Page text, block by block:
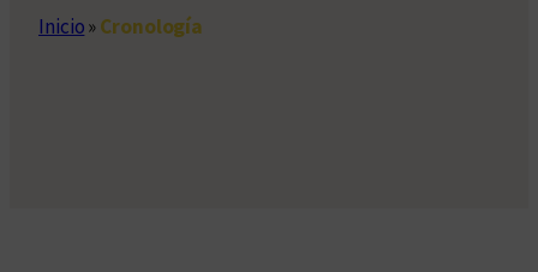
Inicio»Cronología